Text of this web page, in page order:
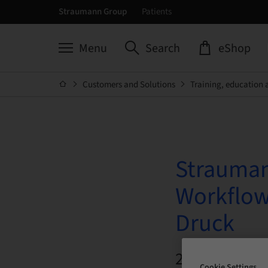
Straumann Group Patients
Menu Search eShop
Customers and Solutions Training, education
Druck
22. Oct 2026